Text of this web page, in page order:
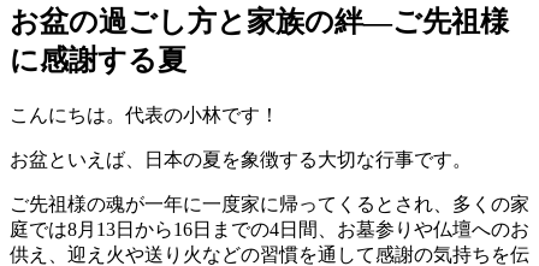
お盆の過ごし方と家族の絆—ご先祖様
に感謝する夏
こんにちは。代表の小林です！
お盆といえば、日本の夏を象徴する大切な行事です。
ご先祖様の魂が一年に一度家に帰ってくるとされ、多くの家
庭では8月13日から16日までの4日間、お墓参りや仏壇へのお
供え、迎え火や送り火などの習慣を通して感謝の気持ちを伝